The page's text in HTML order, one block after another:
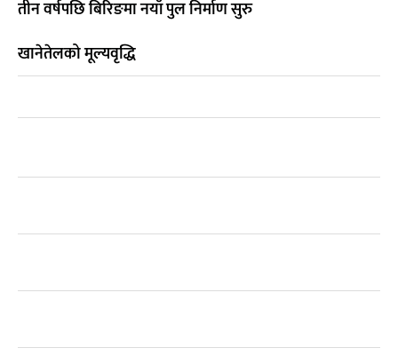
तीन वर्षपछि बिरिङमा नयाँ पुल निर्माण सुरु
खानेतेलको मूल्यवृद्धि